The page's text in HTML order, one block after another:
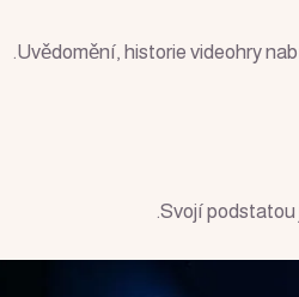
Uvědomění, historie videohry
Svojí podstatou